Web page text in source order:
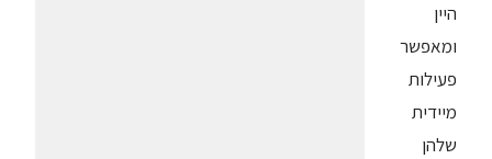
היין
ומאפשר
פעילות
מיידית
שלהן